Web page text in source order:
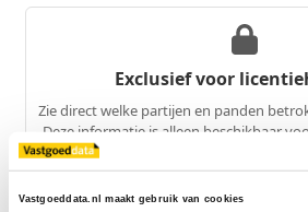
Vastgoeddata.nl maakt gebruik van cookies
Exclusief voor
Zie direct welke partijen en panden
Deze informatie is alleen beschikbaar
Vraag een demo aan